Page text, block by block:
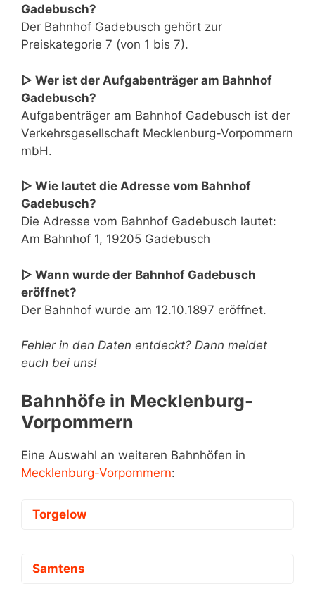
Gadebusch?
Der Bahnhof Gadebusch gehört zur
Preiskategorie 7 (von 1 bis 7).
▷ Wer ist der Aufgabenträger am Bahnhof
Gadebusch?
Aufgabenträger am Bahnhof Gadebusch ist der
Verkehrsgesellschaft Mecklenburg-Vorpommern
mbH.
▷ Wie lautet die Adresse vom Bahnhof
Gadebusch?
Die Adresse vom Bahnhof Gadebusch lautet:
Am Bahnhof 1, 19205 Gadebusch
▷ Wann wurde der Bahnhof Gadebusch
eröffnet?
Der Bahnhof wurde am 12.10.1897 eröffnet.
Fehler in den Daten entdeckt? Dann meldet
euch bei uns!
Bahnhöfe in Mecklenburg-
Vorpommern
Eine Auswahl an weiteren Bahnhöfen in
Mecklenburg-Vorpommern:
Torgelow
Samtens